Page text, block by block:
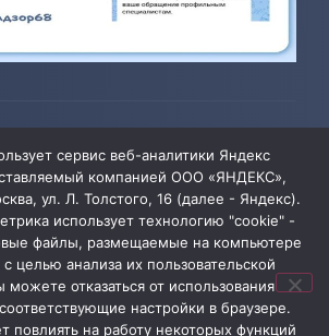
юношества»
уведомляет, что информация,
данные, размещена на
развития творчества детей
с Федеральным
сервис веб-аналитики Яндекс
компанией ООО «ЯНДЕКС»,
ул. Л. Толстого, 16 (далее - Яндекс).
использует технологию "cookie" -
файлы, размещаемые на компьютере
с целью анализа их пользовательской
можете отказаться от использования
настройки в браузере.
повлиять на работу некоторых функций